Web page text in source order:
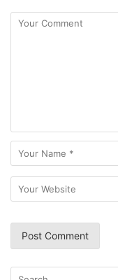
Search